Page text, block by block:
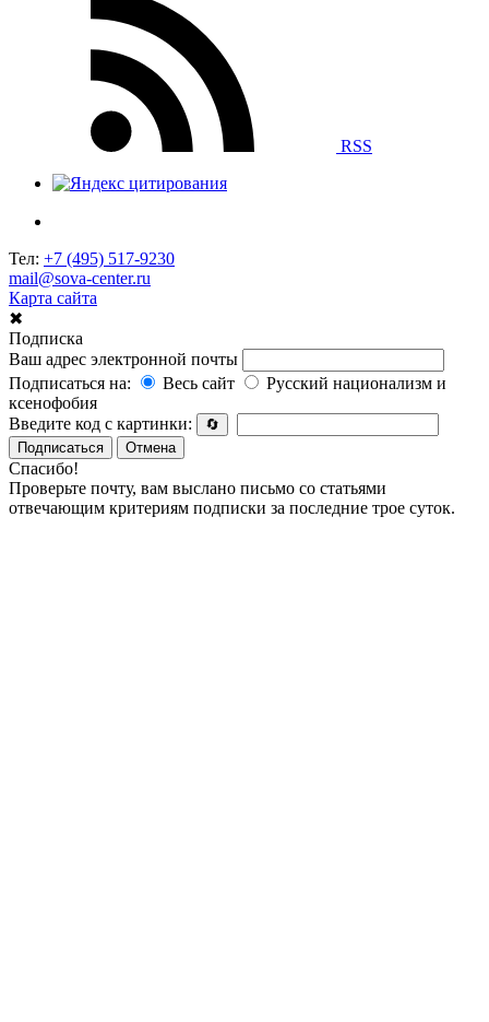
RSS
Тел: +7 (495) 517-9230
mail@sova-center.ru
Карта сайта
✖
Подписка
Ваш адрес электронной почты
Подписаться на:
Весь сайт
Русский национализм и
ксенофобия
Введите код с картинки:
🔄
Подписаться
Отмена
Спасибо!
Проверьте почту, вам выслано письмо со статьями
отвечающим критериям подписки за последние трое суток.